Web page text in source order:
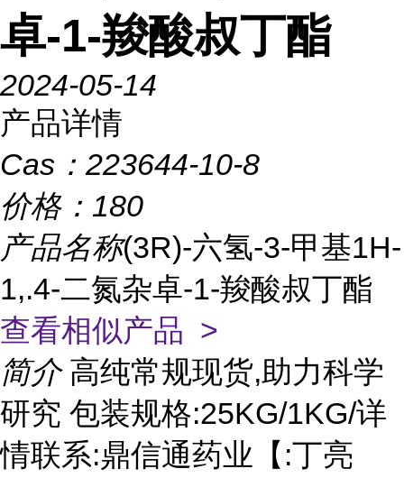
卓-1-羧酸叔丁酯
2024-05-14
产品详情
Cas： 223644-10-8
价格： 180
产品名称(3R)-六氢-3-甲基1H-
1,.4-二氮杂卓-1-羧酸叔丁酯
查看相似产品 >
简介 高纯常规现货,助力科学
研究 包装规格:25KG/1KG/详
情联系:鼎信通药业【:丁亮